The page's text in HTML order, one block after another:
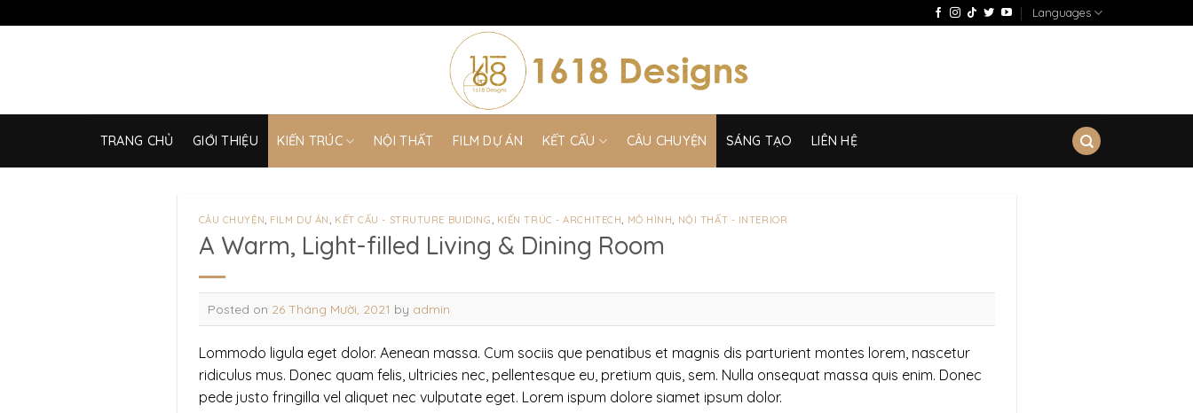
Languages
TRANG CHỦ GIỚI THIỆU KIẾN TRÚC NỘI THẤT FILM DỰ ÁN KẾT CẤU CÂU CHUYỆN SÁNG TẠO LIÊN HỆ
CÂU CHUYỆN, FILM DỰ ÁN, KẾT CẤU - STRUTURE BUIDING, KIẾN TRÚC - ARCHITECH, MÔ HÌNH, NỘI THẤT - INTERIOR
A Warm, Light-filled Living & Dining Room
Posted on 26 Tháng Mười, 2021 by admin
Lommodo ligula eget dolor. Aenean massa. Cum sociis que penatibus et magnis dis parturient montes lorem, nascetur
ridiculus mus. Donec quam felis, ultricies nec, pellentesque eu, pretium quis, sem. Nulla onsequat massa quis enim. Donec
pede justo fringilla vel aliquet nec vulputate eget. Lorem ispum dolore siamet ipsum dolor.